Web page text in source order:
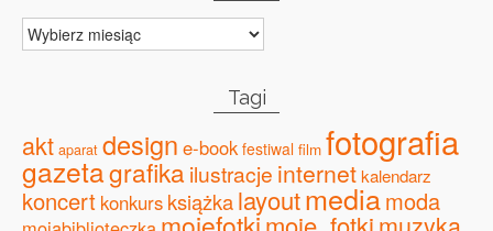
Archiwa
Tagi
akt aparat design e-book festiwal film fotografia
gazetagrafikailustracje internetkalendarz
koncert konkurs książkalayoutmediamoda